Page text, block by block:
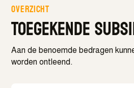
Overzicht
Toegekende
Aan de benoemde bedragen
worden ontleend.